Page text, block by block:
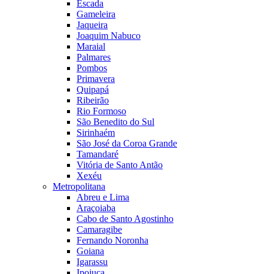
Escada
Gameleira
Jaqueira
Joaquim Nabuco
Maraial
Palmares
Pombos
Primavera
Quipapá
Ribeirão
Rio Formoso
São Benedito do Sul
Sirinhaém
São José da Coroa Grande
Tamandaré
Vitória de Santo Antão
Xexéu
Metropolitana
Abreu e Lima
Araçoiaba
Cabo de Santo Agostinho
Camaragibe
Fernando Noronha
Goiana
Igarassu